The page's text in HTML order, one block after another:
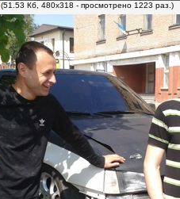
(51.53 Кб, 480x318 - просмотрено 1223 раз.)